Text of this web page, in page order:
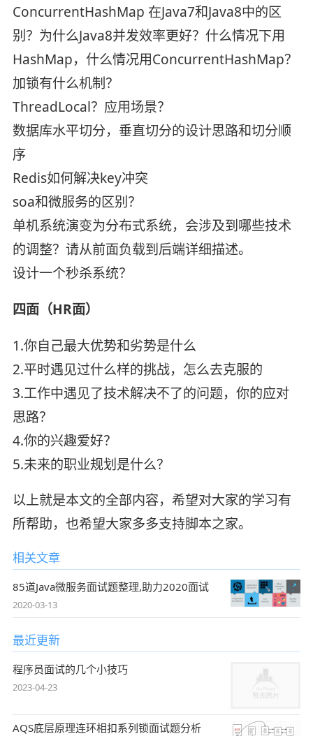
ConcurrentHashMap 在Java7和Java8中的区
别？为什么Java8并发效率更好？什么情况下用
HashMap，什么情况用ConcurrentHashMap？
加锁有什么机制？
ThreadLocal？应用场景？
数据库水平切分，垂直切分的设计思路和切分顺
序
Redis如何解决key冲突
soa和微服务的区别？
单机系统演变为分布式系统，会涉及到哪些技术
的调整？请从前面负载到后端详细描述。
设计一个秒杀系统？
四面（HR面）
1.你自己最大优势和劣势是什么
2.平时遇见过什么样的挑战，怎么去克服的
3.工作中遇见了技术解决不了的问题，你的应对
思路？
4.你的兴趣爱好？
5.未来的职业规划是什么？
以上就是本文的全部内容，希望对大家的学习有
所帮助，也希望大家多多支持脚本之家。
相关文章
85道Java微服务面试题整理,助力2020面试
2020-03-13
最近更新
程序员面试的几个小技巧
2023-04-23
AQS底层原理连环相扣系列锁面试题分析